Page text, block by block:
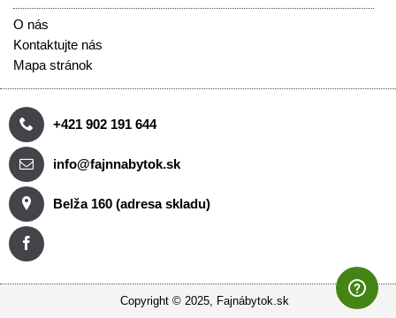
O nás
Kontaktujte nás
Mapa stránok
+421 902 191 644
info@fajnnabytok.sk
Belža 160 (adresa skladu)
Copyright © 2025, Fajnábytok.sk